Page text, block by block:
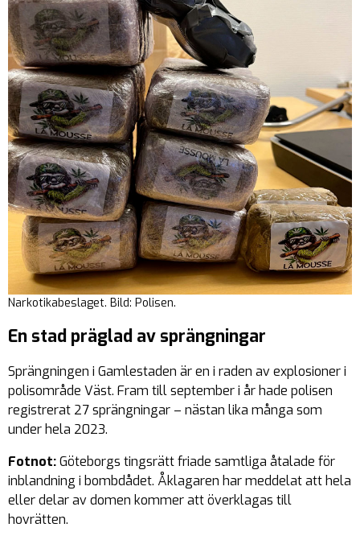
Narkotikabeslaget. Bild: Polisen.
En stad präglad av sprängningar
Sprängningen i Gamlestaden är en i raden av explosioner i
polisområde Väst. Fram till september i år hade polisen
registrerat 27 sprängningar – nästan lika många som
under hela 2023.
Fotnot:Göteborgs tingsrätt friade samtliga åtalade för
inblandning i bombdådet. Åklagaren har meddelat att hela
eller delar av domen kommer att överklagas till
hovrätten.